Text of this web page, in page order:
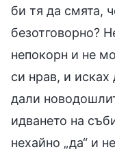
би тя да смята,
безотговорно?
непокорн и не
си нрав, и
дали
идването на
нехайно „да“ и